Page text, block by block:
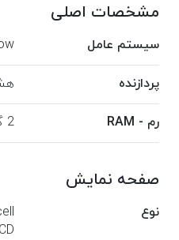
مشخصات اصلی
سیستم عامل
پردازنده
رم - RAM 2 گیگا‌بایت
صفحه نمایش
نوع